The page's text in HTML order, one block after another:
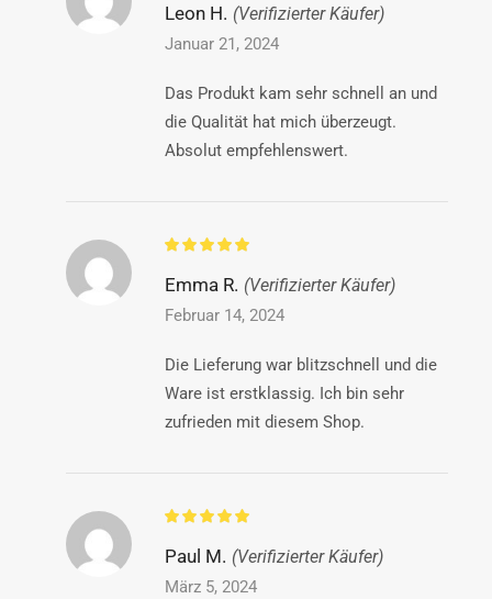
Leon H. (Verifizierter Käufer)
Januar 21, 2024
Das Produkt kam sehr schnell an und
die Qualität hat mich überzeugt.
Absolut empfehlenswert.
Emma R. (Verifizierter Käufer)
Februar 14, 2024
Die Lieferung war blitzschnell und die
Ware ist erstklassig. Ich bin sehr
zufrieden mit diesem Shop.
Paul M. (Verifizierter Käufer)
März 5, 2024